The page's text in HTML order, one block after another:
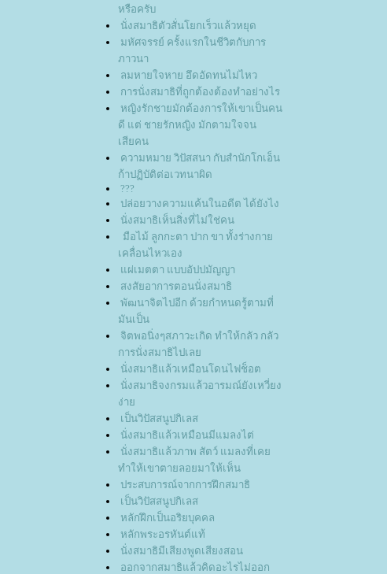
หรือครับ
นั่งสมาธิตัวสั่นโยกเร็วแล้วหยุด
มหัศจรรย์ ครั้งแรกในชีวิตกับการ
ภาวนา
ลมหายใจหาย อึดอัดทนไม่ไหว
การนั่งสมาธิที่ถูกต้องต้องทำอย่างไร
หญิงรักชายมักต้องการให้เขาเป็นคน
ดี แต่ ชายรักหญิง มักตามใจจน
เสียคน
ความหมาย วิปัสสนา กับสำนักโกเอ็น
ก้าปฏิบัติต่อเวทนาผิด
???
ปล่อยวางความแค้นในอดีต ได้ยังไง
นั่งสมาธิเห็นสิ่งที่ไม่ใช่คน
มือไม้ ลูกกะตา ปาก ขา ทั้งร่างกา
เคลื่อนไหวเอง
ผ่เมตตา แบบอัปปมัญญา
สงสัยอาการตอนนั่งสมาธิ
พัฒนาจิตไปอีก ด้วยกำหนดรู้ตามที่
มันเป็น
จิตพอนิ่งๆสภาวะเกิด ทำให้กลัว กลัว
การนั่งสมาธิไปเล
นั่งสมาธิแล้วเหมือนโดนไฟช็อต
นั่งสมาธิจงกรมแล้วอารมณ์ยังเหวี่ยง
ง่า
เป็นวิปัสสนูปกิเลส
นั่งสมาธิแล้วเหมือนมีแมลงไต่
นั่งสมาธิแล้วภาพ สัตว์ แมลงที่เค
ทำให้เขาตายลอยมาให้เห็น
ประสบการณ์จากการฝึกสมาธิ
เป็นวิปัสสนูปกิเลส
หลักฝึกเป็นอริยบุคคล
หลักพระอรหันต์แท้
นั่งสมาธิมีเสียงพูดเสียงสอน
ออกจากสมาธิแล้วคิดอะไรไม่ออก